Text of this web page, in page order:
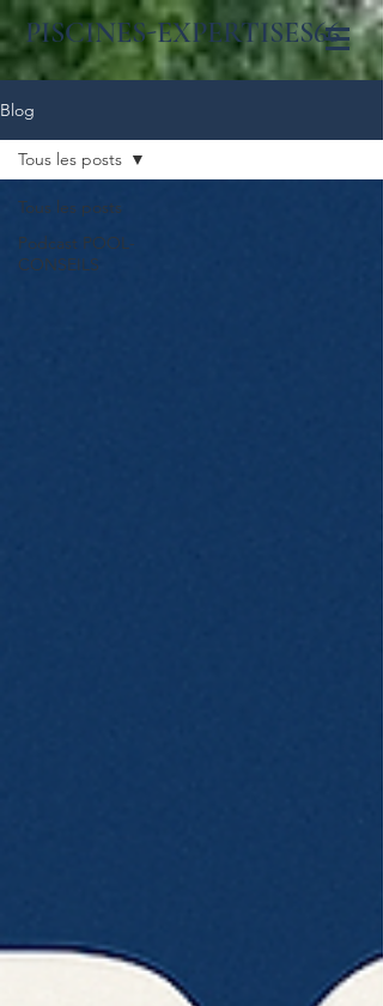
PISCINES-EXPERTISES66
Blog
Tous les posts
Podcast POOL-
CONSEILS
Tous les posts